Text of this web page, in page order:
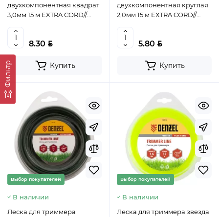
Фильтр
двухкомпонентная квадрат
3,0мм 15 м EXTRA CORD//
4044996166728
8.30 BYN
Купить
двухкомпонентная круглая
2,0мм 15 м EXTRA CORD//
5.80 BYN
Купить
Выбор покупателей
В наличии
Леска для триммера
Выбор покупателей
В наличии
Леска для триммера звезда